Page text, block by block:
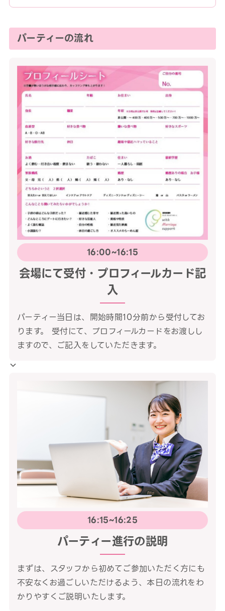
パーティーの流れ
16:00~16:15
会場にて受付・プロフィールカード記
入
パーティー当日は、開始時間10分前から受付してお
ります。 受付にて、プロフィールカードをお渡しし
ますので、ご記入をしていただきます。
16:15~16:25
パーティー進行の説明
まずは、スタッフから初めてご参加いただく方にも
不安なくお過ごしいただけるよう、本日の流れをわ
かりやすくご説明いたします。